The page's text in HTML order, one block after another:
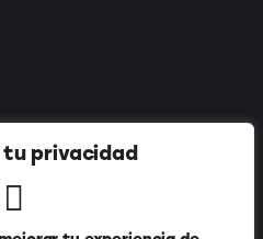
privacidad